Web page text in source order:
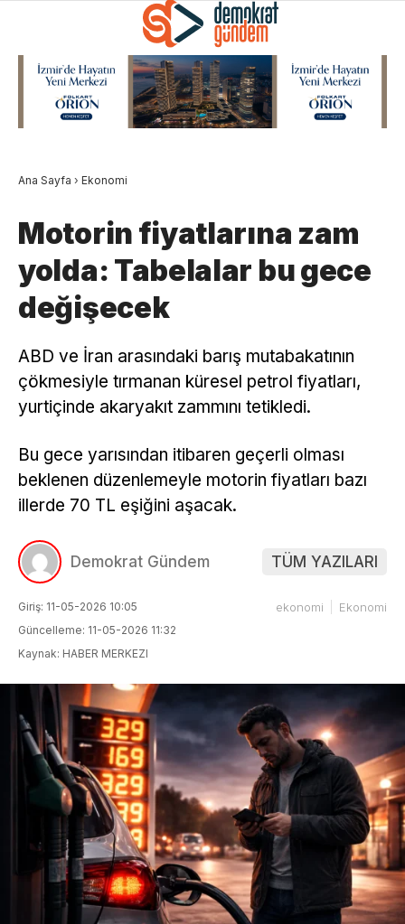
Ana Sayfa › Ekonomi
Motorin fiyatlarına zam
yolda: Tabelalar bu gece
değişecek
ABD ve İran arasındaki barış mutabakatının
çökmesiyle tırmanan küresel petrol fiyatları,
yurtiçinde akaryakıt zammını tetikledi.
Bu gece yarısından itibaren geçerli olması
beklenen düzenlemeyle motorin fiyatları bazı
illerde 70 TL eşiğini aşacak.
Demokrat Gündem TÜM YAZILARI
Giriş: 11-05-2026 10:05
Güncelleme: 11-05-2026 11:32
Kaynak: HABER MERKEZI
ekonomi Ekonomi